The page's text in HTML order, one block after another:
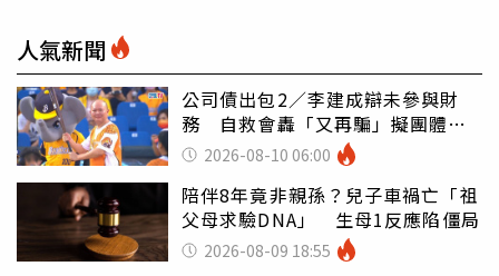
人氣新聞
公司債出包2／李建成辯未參與財
務 自救會轟「又再騙」擬團體訴
訟 2026-08-10 06:00
陪伴8年竟非親孫？兒子車禍亡「祖
父母求驗DNA」 生母1反應陷僵局
2026-08-09 18:55